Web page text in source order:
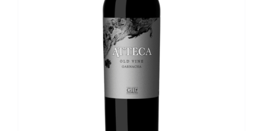
DETALLES